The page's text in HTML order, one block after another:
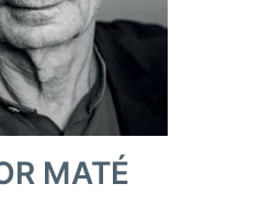
MATÉ